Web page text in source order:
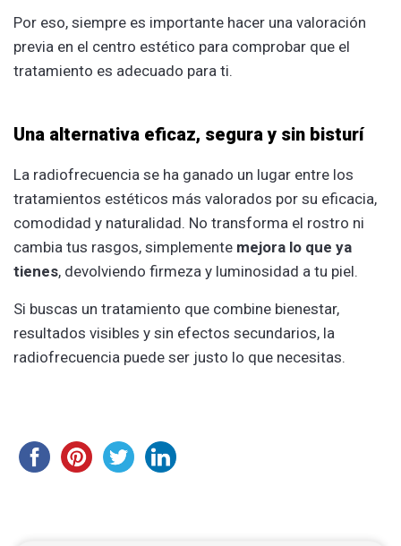
Por eso, siempre es importante hacer una valoración
previa en el centro estético para comprobar que el
tratamiento es adecuado para ti.
Una alternativa eficaz, segura y sin bisturí
La radiofrecuencia se ha ganado un lugar entre los
tratamientos estéticos más valorados por su eficacia,
comodidad y naturalidad. No transforma el rostro ni
cambia tus rasgos, simplemente mejora lo que ya
tienes, devolviendo firmeza y luminosidad a tu piel.
Si buscas un tratamiento que combine bienestar,
resultados visibles y sin efectos secundarios, la
radiofrecuencia puede ser justo lo que necesitas.